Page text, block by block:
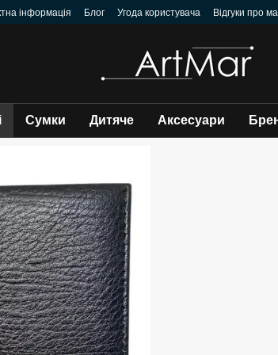
інформація Блог Угода користувача
Відгуки про
Сумки Дитяче Аксесуари